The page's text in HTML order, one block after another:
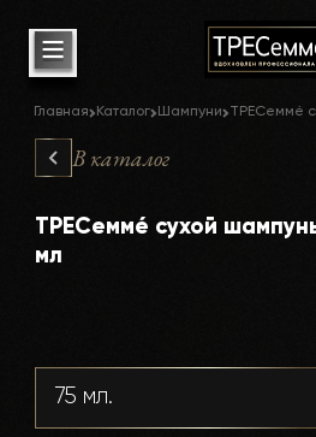
Главная Каталог Шампуни
В каталог
ТРЕСеммé сухой
мл
75 мл.
,